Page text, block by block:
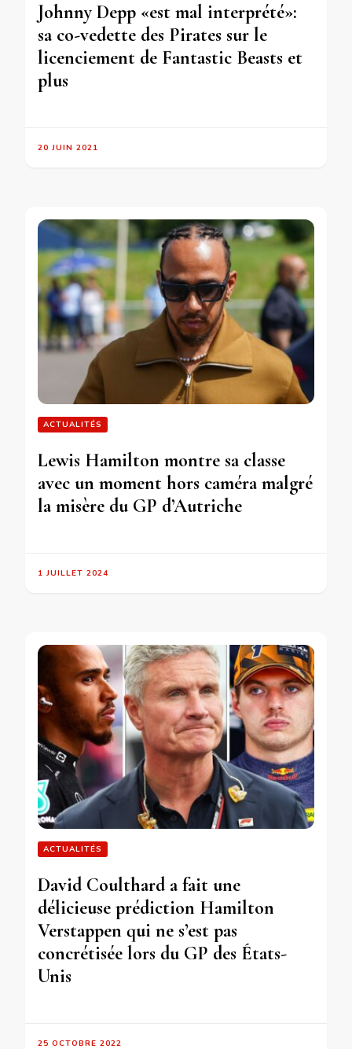
Johnny Depp «est mal interprété»:
sa co-vedette des Pirates sur le
licenciement de Fantastic Beasts et
plus
20 JUIN 2021
ACTUALITÉS
Lewis Hamilton montre sa classe
avec un moment hors caméra malgré
la misère du GP d’Autriche
1 JUILLET 2024
ACTUALITÉS
David Coulthard a fait une
délicieuse prédiction Hamilton
Verstappen qui ne s’est pas
concrétisée lors du GP des États-
Unis
25 OCTOBRE 2022